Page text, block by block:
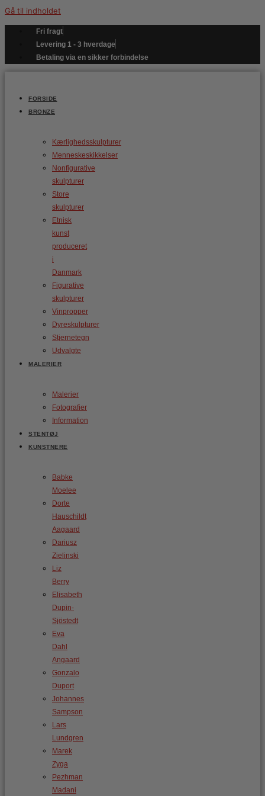
Gå til indholdet
Fri fragt
Levering 1 - 3 hverdage
Betaling via en sikker forbindelse
FORSIDE
BRONZE
Kærlighedsskulpturer
Menneskeskikkelser
Nonfigurative
skulpturer
Store
skulpturer
Etnisk
kunst
produceret
i
Danmark
Figurative
skulpturer
Vinpropper
Dyreskulpturer
Stjernetegn
Udvalgte
MALERIER
Malerier
Fotografier
Information
STENTØJ
KUNSTNERE
Babke
Moelee
Dorte
Hauschildt
Aagaard
Dariusz
Zielinski
Liz
Berry
Elisabeth
Dupin-
Sjöstedt
Eva
Dahl
Angaard
Gonzalo
Duport
Johannes
Sampson
Lars
Lundgren
Marek
Zyga
Pezhman
Madani